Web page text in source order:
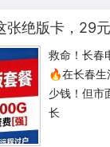
张绝版卡，29
救命！长春
🔥在长春生
少钱！但市
长